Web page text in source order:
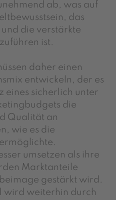
ab, was auf
das
und die verstärkte
ist.
daher einen
entwickeln, der es
eines sicherlich unter
die
Qualität an
wie es die
umsetzen als ihre
Marktanteile
gestärkt wird.
wird weiterhin durch